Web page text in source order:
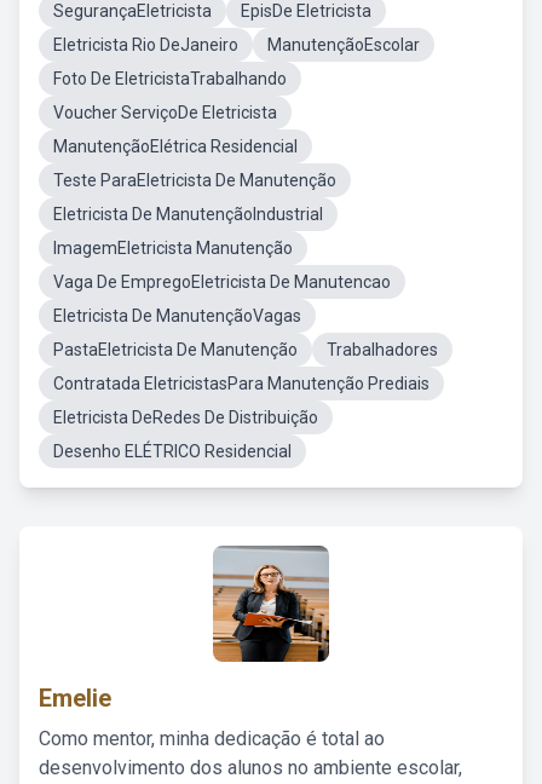
SegurançaEletricista
EpisDe Eletricista
Eletricista Rio DeJaneiro
ManutençãoEscolar
Foto De EletricistaTrabalhando
Voucher ServiçoDe Eletricista
ManutençãoElétrica Residencial
Teste ParaEletricista De Manutenção
Eletricista De ManutençãoIndustrial
ImagemEletricista Manutenção
Vaga De EmpregoEletricista De Manutencao
Eletricista De ManutençãoVagas
PastaEletricista De Manutenção
Trabalhadores
Contratada EletricistasPara Manutenção Prediais
Eletricista DeRedes De Distribuição
Desenho ELÉTRICO Residencial
Emelie
Como mentor, minha dedicação é total ao
desenvolvimento dos alunos no ambiente escolar,